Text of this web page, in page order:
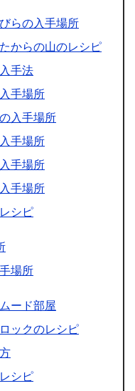
らの入手場所
からの山のレシピ
手法
手場所
入手場所
手場所
手場所
手場所
シピ
場所
ード部屋
ックのレシピ
シピ